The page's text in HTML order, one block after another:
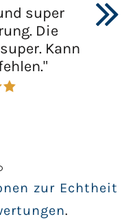
super
Die
Kann
zur Echtheit
.